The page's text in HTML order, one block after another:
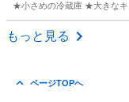
★小さめの冷蔵庫 ★大きなキ
神奈川 横浜市
もっと見る
ページTOPへ